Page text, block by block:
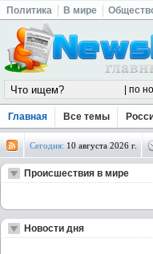
Политика В мире
Главная Все темы
Сегодня: 10 августа 2026 г.
Происшествия в мире
Новости дня